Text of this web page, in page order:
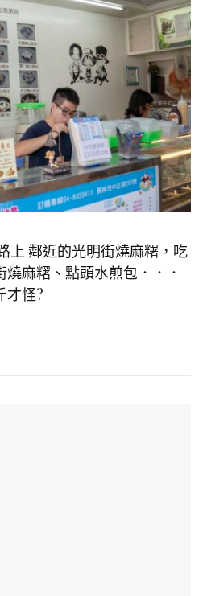
上 鄰近的光明街燒麻糬，吃
麻糬、點頭水煎包．．．
才怪?